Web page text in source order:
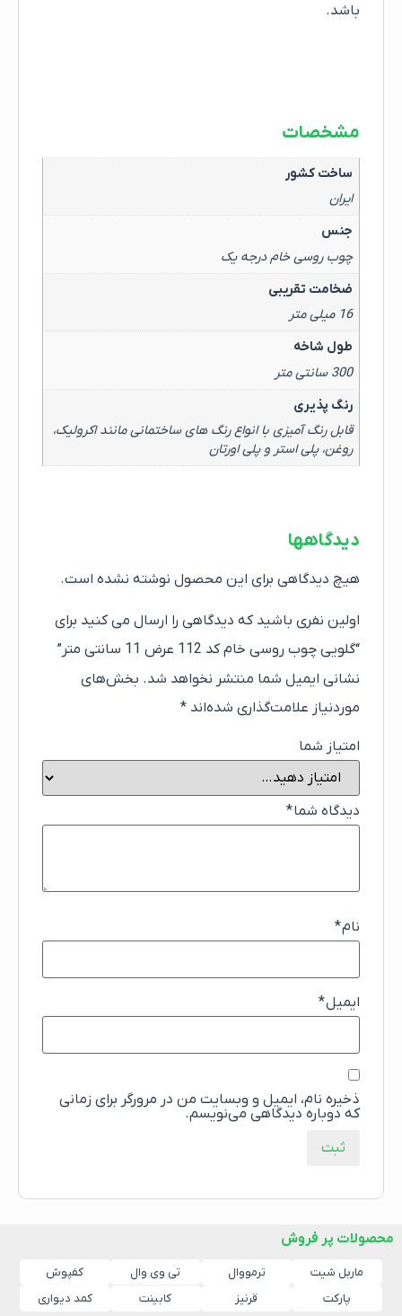
باشد.
مشخصات
ساخت کشور
ایران
جنس
چوب روسی خام درجه یک
ضخامت تقریبی
16 میلی متر
طول شاخه
300 سانتی متر
رنگ پذیری
قابل رنگ آمیزی با انواع رنگ های ساختمانی مانند اکرولیک،
روغن، پلی استر و پلی اورتان
دیدگاهها
هیچ دیدگاهی برای این محصول نوشته نشده است.
اولین نفری باشید که دیدگاهی را ارسال می کنید برای
“گلویی چوب روسی خام کد 112 عرض 11 سانتی متر”
نشانی ایمیل شما منتشر نخواهد شد. بخش‌های
موردنیاز علامت‌گذاری شده‌اند *
امتیاز شما
دیدگاه شما*
نام*
ایمیل*
ذخیره نام، ایمیل و وبسایت من در مرورگر برای زمانی
که دوباره دیدگاهی می‌نویسم.
محصولات پر فروش
ماربل شیت ترمووال تی وی وال
کفپوش
پارکت
قرنیز کابینت کمد دیواری